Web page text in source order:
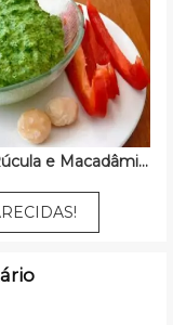
Dip de Rúcula e Macadâmias